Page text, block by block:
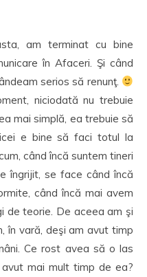
am terminat cu bine
în Afaceri. Şi când
serios să renunţ.
niciodată nu trebuie
mai simplă, ea trebuie să
e bine să faci totul la
când încă suntem tineri
îngrijit, se face când încă
când încă mai avem
de teorie. De aceea am şi
în vară, deşi am avut timp
Ce rost avea să o las
mai mult timp de ea?